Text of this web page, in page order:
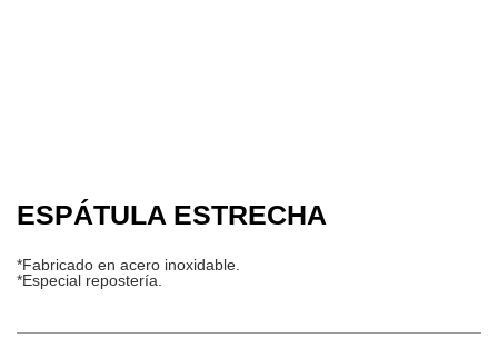
ESPÁTULA ESTRECHA
*Fabricado en acero inoxidable.
*Especial repostería.